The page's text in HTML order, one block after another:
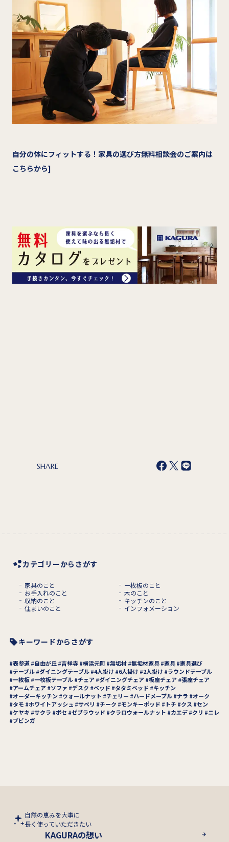
自分の体にフィットする！家具の選び方無料相談会のご案内は
こちらから]
SHARE
カテゴリーからさがす
家具のこと
一枚板のこと
お手入れのこと
木のこと
収納のこと
キッチンのこと
住まいのこと
インフォメーション
キーワードからさがす
表参道 自由が丘 吉祥寺 横浜元町 無垢材 無垢材家具 家具 家具選び
テーブル ダイニングテーブル 4人掛け 6人掛け 2人掛け
ラウンドテーブル
一枚板 一枚板テーブル チェア ダイニングチェア 板座チェア 張座チェア
アームチェア
ソファ デスク ベッド タタミベッド
キッチン
オーダーキッチン
ウォールナット チェリー ハードメープル ナラ
オーク
タモ
ホワイトアッシュ サペリ チーク モンキーポッド トチ クス
セン
ケヤキ
サクラ ボセ ゼブラウッド クラロウォールナット カエデ クリ
ニレ
ブビンガ
自然の恵みを大事に
長く使っていただきたい
KAGURAの想い